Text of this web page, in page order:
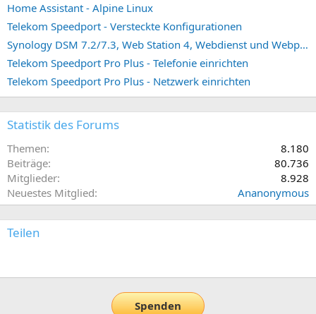
Home Assistant - Alpine Linux
Telekom Speedport - Versteckte Konfigurationen
Synology DSM 7.2/7.3, Web Station 4, Webdienst und Webportal erstellen (ehemals vHost)
Telekom Speedport Pro Plus - Telefonie einrichten
Telekom Speedport Pro Plus - Netzwerk einrichten
Statistik des Forums
Themen
8.180
Beiträge
80.736
Mitglieder
8.928
Neuestes Mitglied
Ananonymous
Teilen
Spenden